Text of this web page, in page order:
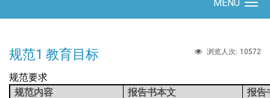
navigation
MENU
浏览人次: 10572
规范1 教育目标
规范要求
规范内容 报告书本文 报告